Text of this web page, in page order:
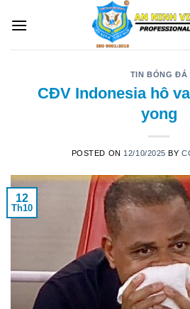
TIN BÓNG ĐÁ
CĐV Indonesia hô
yong
POSTED ON 12/10/2025 BY
12
Th10